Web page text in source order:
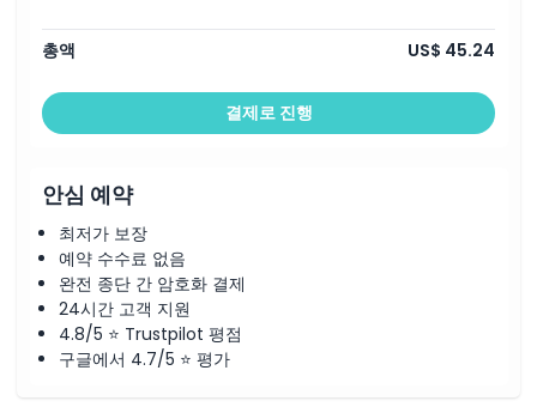
총액 US$ 45.24
결제로 진행
안심 예약
최저가 보장
예약 수수료 없음
완전 종단 간 암호화 결제
24시간 고객 지원
4.8/5 ⭐ Trustpilot 평점
구글에서 4.7/5 ⭐ 평가